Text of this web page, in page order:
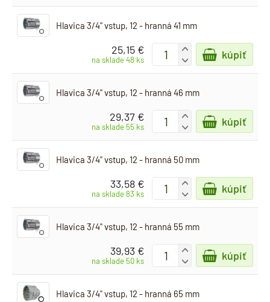
Hlavica 3/4" vstup, 12 - hranná 41 mm
25,15 €
na sklade 48 ks
+
-
kúpiť
Hlavica 3/4" vstup, 12 - hranná 46 mm
29,37 €
na sklade 55 ks
+
-
kúpiť
Hlavica 3/4" vstup, 12 - hranná 50 mm
33,58 €
na sklade 83 ks
+
-
kúpiť
Hlavica 3/4" vstup, 12 - hranná 55 mm
39,93 €
na sklade 50 ks
+
-
kúpiť
Hlavica 3/4" vstup, 12 - hranná 65 mm